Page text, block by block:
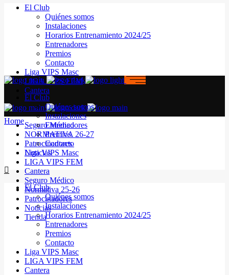
El Club
Quiénes somos
Instalaciones
Horarios Entrenamiento 2024/25
Entrenadores
Premios
Contacto
Liga VIPS Masc
LIGA VIPS FEM
Cantera
Seguro Médico
NORMATIVA 26-27
Patrocinadores
Noticias
El Club
Quiénes somos
Instalaciones
Horarios Entrenamiento 2024/25
Entrenadores
Premios
Contacto
Liga VIPS Masc
LIGA VIPS FEM
Cantera
El Club
Quiénes somos
Instalaciones
Entrenadores
Premios
Contacto
Liga VIPS Masc
LIGA VIPS FEM
Cantera
Seguro Médico
Normativa 25-26
Patrocinadores
Noticias
Tienda
Home